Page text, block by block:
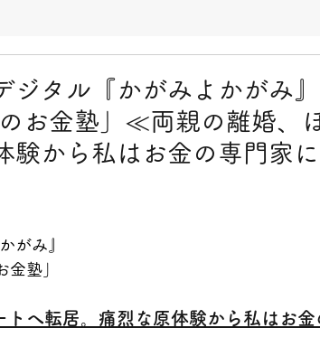
ジタル『かがみよかがみ』
お金塾」≪両親の離婚、
験から私はお金の専門家
がみ』
金塾」
へ転居。痛烈な原体験から私はお金